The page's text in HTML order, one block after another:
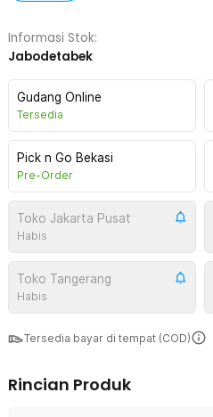
Informasi Stok:
Jabodetabek
Gudang Online
Tersedia
Pick n Go Bekasi
Pre-Order
Toko Jakarta Pusat
Habis
Toko Tangerang
Habis
Tersedia bayar di tempat (COD)
Rincian Produk